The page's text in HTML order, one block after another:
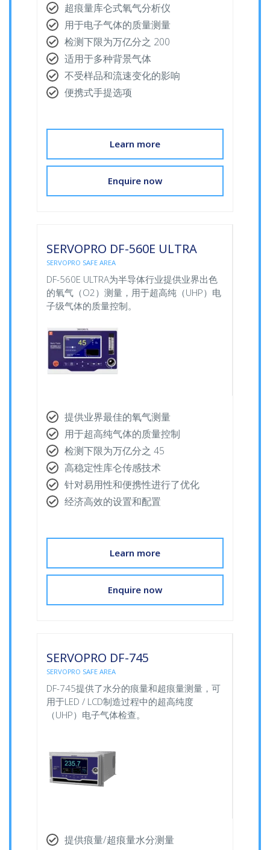
超痕量库仑式氧气分析仪
用于电子气体的质量测量
检测下限为万亿分之 200
适用于多种背景气体
不受样品和流速变化的影响
便携式手提选项
Learn more
Enquire now
SERVOPRO DF-560E ULTRA
SERVOPRO SAFE AREA
DF-560E ULTRA为半导体行业提供业界出色
的氧气（O2）测量，用于超高纯（UHP）电
子级气体的质量控制。
提供业界最佳的氧气测量
用于超高纯气体的质量控制
检测下限为万亿分之 45
高稳定性库仑传感技术
针对易用性和便携性进行了优化
经济高效的设置和配置
Learn more
Enquire now
SERVOPRO DF-745
SERVOPRO SAFE AREA
DF-745提供了水分的痕量和超痕量测量，可
用于LED / LCD制造过程中的超高纯度
（UHP）电子气体检查。
提供痕量/超痕量水分测量